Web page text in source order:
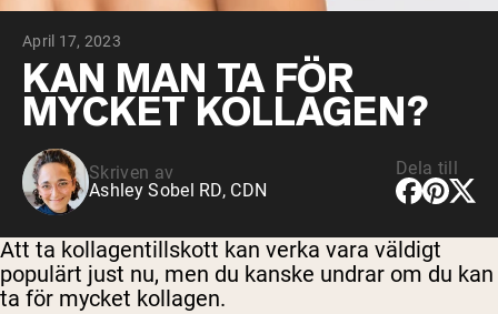
VEGAN PROTEIN
Ärtprotein
Jordnötssmör
Fröproteinpulver
Proteindrinkar
Vegan viktökare
Shop All Vegan Protein
April 17, 2023
KAN MAN TA FÖR
MYCKET KOLLAGEN?
Skriven av
Ashley Sobel RD, CDN
Dela till
Att ta kollagentillskott kan verka vara väldigt
populärt just nu, men du kanske undrar om du kan
ta för mycket kollagen.